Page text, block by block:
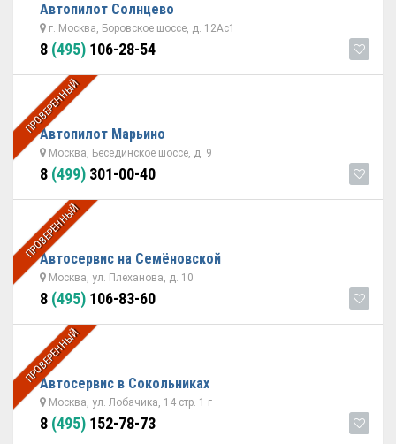
Автопилот Солнцево
г. Москва, Боровское шоссе, д. 12Ас1
8 (495) 106-28-54
ПРОВЕРЕННЫЙ
Автопилот Марьино
Москва, Бесединское шоссе, д. 9
8 (499) 301-00-40
ПРОВЕРЕННЫЙ
Автосервис на Семёновской
Москва, ул. Плеханова, д. 10
8 (495) 106-83-60
ПРОВЕРЕННЫЙ
Автосервис в Сокольниках
Москва, ул. Лобачика, 14 стр. 1 г
8 (495) 152-78-73